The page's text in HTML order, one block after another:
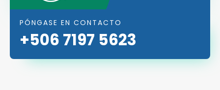
PÓNGASE EN CONTACTO
+506 7197 5623